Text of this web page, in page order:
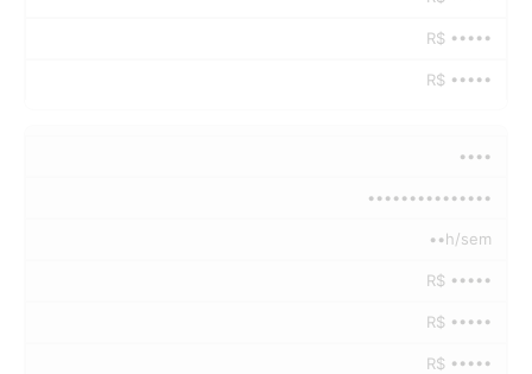
R$ •••••
R$ •••••
••••
•••••••••••••••
••h/sem
R$ •••••
R$ •••••
R$ •••••